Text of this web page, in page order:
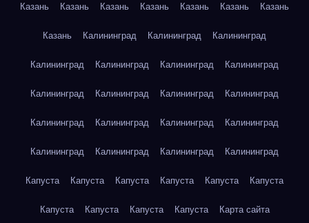
Казань Казань Казань Казань Казань Казань Казань
Казань Калининград Калининград Калининград
Калининград Калининград Калининград Калининград
Калининград Калининград Калининград Калининград
Калининград Калининград Калининград Калининград
Калининград Калининград Калининград Калининград
Капуста Капуста Капуста Капуста Капуста Капуста
Капуста Капуста Капуста Капуста Карта сайта